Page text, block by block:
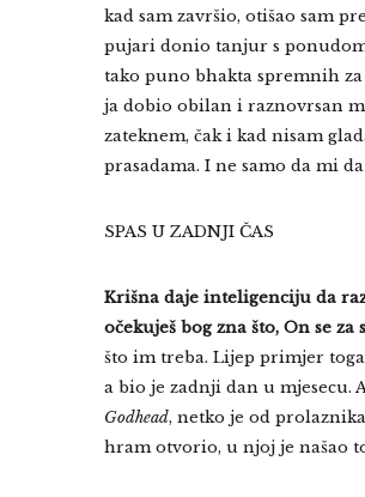
kad sam završio, otišao sam
pujari donio tanjur s
tako puno bhakta spremnih
ja dobio obilan i raznovrsan
zateknem, čak i kad nisam
prasadama. I ne samo da mi
SPAS U ZADNJI ČAS
Krišna daje inteligenciju da
očekuješ bog zna što, On se za
što im treba. Lijep primjer
a bio je zadnji dan u
Godhead, netko je od
hram otvorio, u njoj je našao